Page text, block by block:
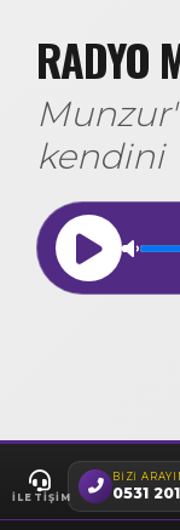
RADYO
kendini
İLETIŞIM
BIZI
0531